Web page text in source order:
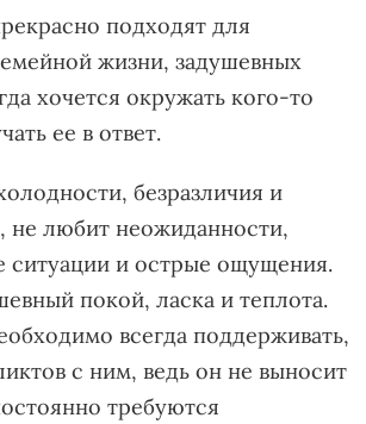
подходят для
жизни, задушевных
хочется окружать кого-то
ее в ответ.
безразличия и
не любит неожиданности,
ситуации и острые ощущения.
покой, ласка и теплота.
всегда поддерживать,
с ним, ведь он не выносит
требуются